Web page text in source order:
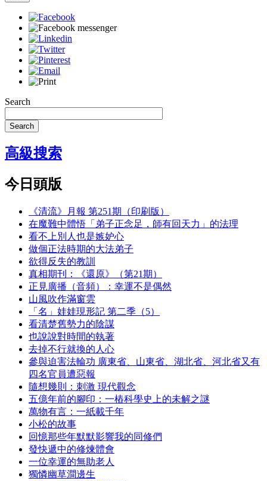
Search
Search
高級搜索
今日頭版
《清流》月報 第251期（印刷版）
在魔難中體悟「弟子正念足，師有回天力」的法理
看不上別人也是嫉妒心
做個正法時期的大法弟子
欲得反失的教訓
真相期刊：《還原》（第21期）
正見廣播（音頻）：幸運不是偶然
山風吹作滿窗雲
「名」娃娃現形記 第二季（5）
看清楚舊勢力的陰謀
也說說對時間的執著
去掉不行就換的人心
參與迫害法輪功 廣東省、山東省、湖北省、河北省又有
四名官員遭惡報
隨想幾則：刺激 現代觀念
五億年前的腳印：一樁科學史上的未解之謎
萬物有言：一紙載千年
小松的故事
回憶那些年默默影響我的同修們
發快遞中的修煉體會
一位幸運的無助老人
獨憐幽草澗邊生